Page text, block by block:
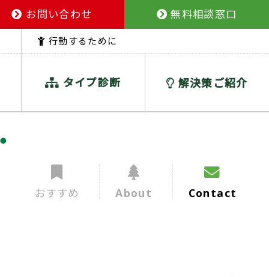
お問い合わせ 無料相談窓口
行動するために
タイプ診断 解決策ご紹介
おすすめ About Contact